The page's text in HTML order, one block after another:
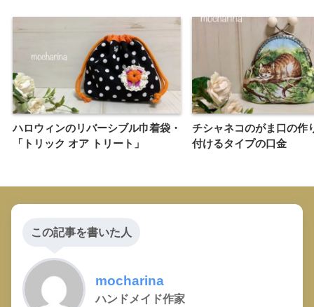
ハロウィンのリバーシブル巾着袋・
「トリック オア トリート」
チシャネコのがま口の作
付けるタイプの口金
この記事を書いた人
mocharina
ハンドメイド作家